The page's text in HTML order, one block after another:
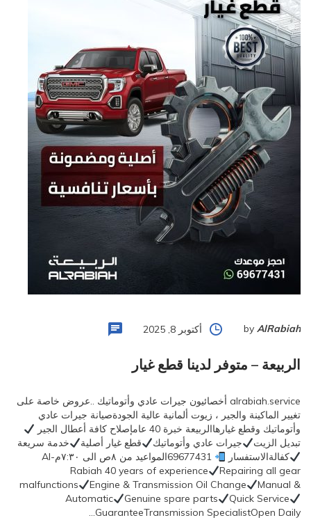
by AlRabiah أكتوبر 8, 2025
الربيعة – متوفر لدينا قطع غيار
alrabiah.service أخصائيون جيرات عادي وأتوماتيك ..عروض خاصة على
تغيير الماكينة والجير ، زيوت ألمانية عالية الجودةصيانة جيرات عادي
وأتوماتيك وقطع غيارهاالربيعة خبرة 40 عامإصلاح كافة أعطال الجير
تبديل الزيت
جيرات عادي وأتوماتيك قطع غيار أصلية
خدمة سريعة
كفالةالاستفسار
69677431المواعيد من ٨ص الى ٧:٣٠مAl-
Rabiah 40 years of experience
Repairing all gear
malfunctions
Engine & Transmission Oil Change
Manual &
Automatic
Genuine spare parts
Quick Service
GuaranteeTransmission SpecialistOpen Daily…